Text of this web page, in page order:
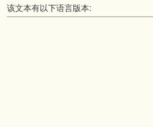
该文本有以下语言版本: